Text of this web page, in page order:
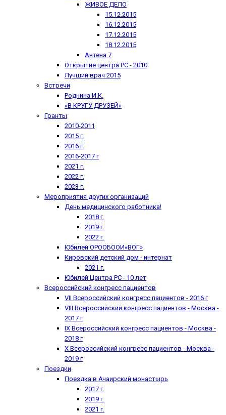
ЖИВОЕ ДЕЛО
15.12.2015
16.12.2015
17.12.2015
18.12.2015
Антена 7
Открытие центра РС - 2010
Лучший врач 2015
Встречи
Роднина И.К.
«В КРУГУ ДРУЗЕЙ»
Гранты
2010-2011
2015 г.
2016 г.
2016-2017 г
2021 г.
2022 г.
2023 г.
Мероприятия других организаций
День медицинского работника!
2018 г.
2019 г.
2022 г.
Юбилей ОРООБООИ«ВОГ»
Кировский детский дом - интернат
2021 г.
Юбилей Центра РС - 10 лет
Всероссийский конгресс пациентов
VII Всероссийский конгресс пациентов - 2016 г
VIII Всероссийский конгресс пациентов - Москва -
2017 г
IX Всероссийский конгресс пациентов - Москва -
2018 г
X Всероссийский конгресс пациентов - Москва -
2019 г
Поездки
Поездка в Ачаирский монастырь
2017 г.
2019 г.
2021 г.